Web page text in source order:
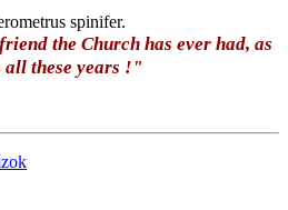
spinifer.
the Church has ever had, as
all these years !"